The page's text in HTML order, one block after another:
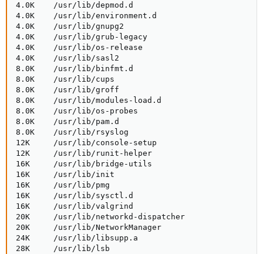
4.0K    /usr/lib/depmod.d
4.0K    /usr/lib/environment.d
4.0K    /usr/lib/gnupg2
4.0K    /usr/lib/grub-legacy
4.0K    /usr/lib/os-release
4.0K    /usr/lib/sasl2
8.0K    /usr/lib/binfmt.d
8.0K    /usr/lib/cups
8.0K    /usr/lib/groff
8.0K    /usr/lib/modules-load.d
8.0K    /usr/lib/os-probes
8.0K    /usr/lib/pam.d
8.0K    /usr/lib/rsyslog
12K     /usr/lib/console-setup
12K     /usr/lib/runit-helper
16K     /usr/lib/bridge-utils
16K     /usr/lib/init
16K     /usr/lib/pmg
16K     /usr/lib/sysctl.d
16K     /usr/lib/valgrind
20K     /usr/lib/networkd-dispatcher
20K     /usr/lib/NetworkManager
24K     /usr/lib/libsupp.a
28K     /usr/lib/lsb